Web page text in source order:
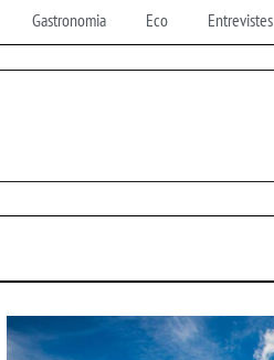
Gastronomia Eco Entrevistes